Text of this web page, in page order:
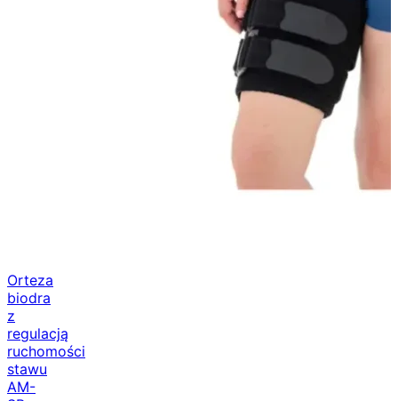
Orteza
biodra
z
regulacją
ruchomości
stawu
AM-